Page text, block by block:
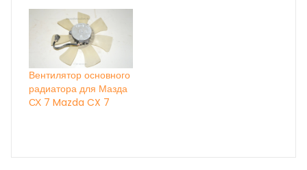
Вентилятор основного
радиатора для Мазда
СХ 7 Mazda CX 7